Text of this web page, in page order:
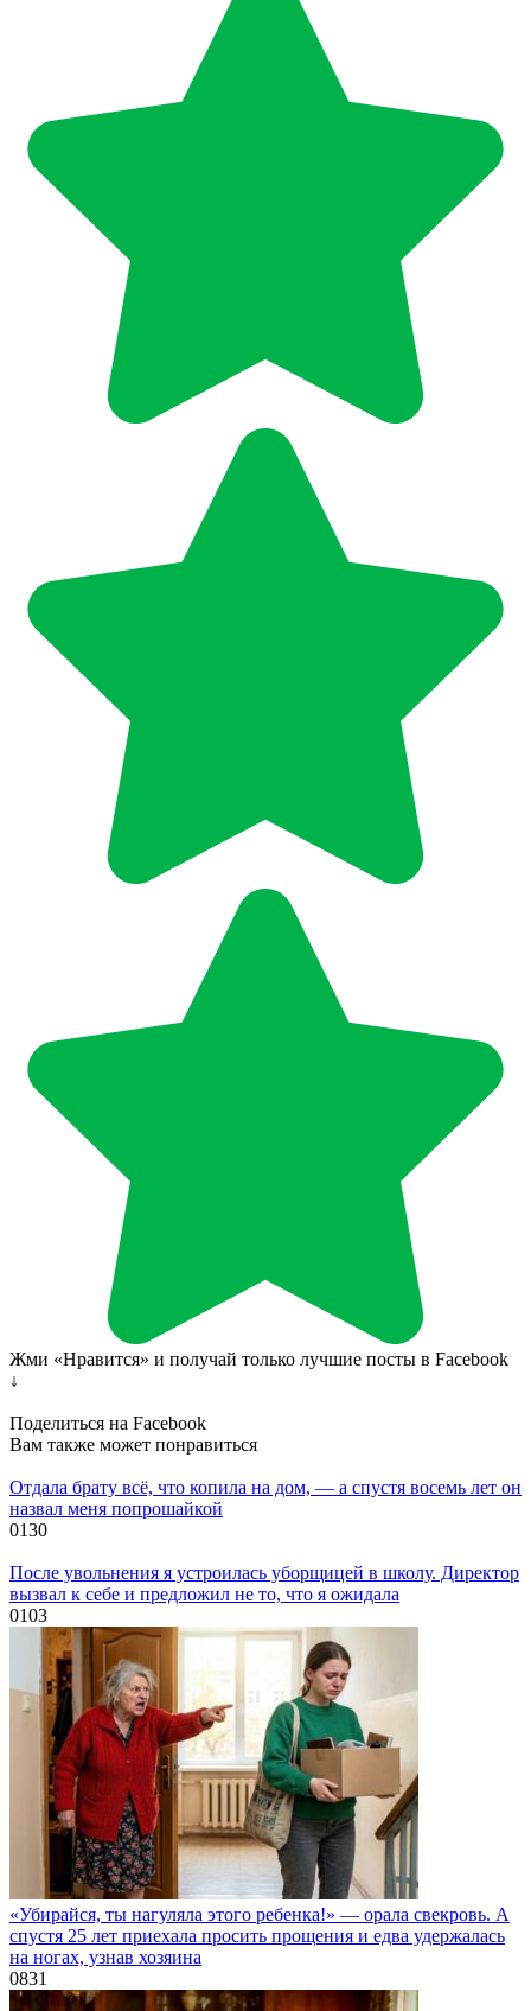
Жми «Нравится» и получай только лучшие посты в Facebook
↓
Поделиться на Facebook
Вам также может понравиться
Отдала брату всё, что копила на дом, — а спустя восемь лет он
назвал меня попрошайкой
0130
После увольнения я устроилась уборщицей в школу. Директор
вызвал к себе и предложил не то, что я ожидала
0103
«Убирайся, ты нагуляла этого ребенка!» — орала свекровь. А
спустя 25 лет приехала просить прощения и едва удержалась
на ногах, узнав хозяина
0831